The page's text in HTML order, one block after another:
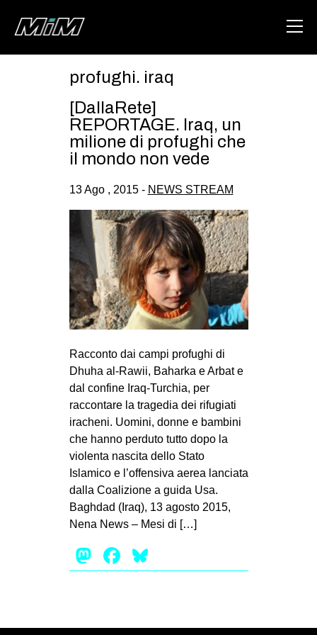
HOME
ABOUT
AREA
CSOA LAMBRETTA
MSM
STUDENTI TSUNAMI
ZAM
MILANO
MOBILITAZIONI
SPAZI
SPORT POPOLARE
MOVIMENTI
AMBIENTE
ANTIFASCISMO
DIRITTO ALL’ABITARE
GENERI
MIGRAZIONI
PRECARIATO
profughi. iraq
[DallaRete]
REPORTAGE. Iraq, un
milione di profughi che
il mondo non vede
13 Ago , 2015 - NEWS STREAM
Racconto dai campi profughi di
Dhuha al-Rawii, Baharka e Arbat e
dal confine Iraq-Turchia, per
raccontare la tragedia dei rifugiati
iracheni. Uomini, donne e bambini
che hanno perduto tutto dopo la
violenta nascita dello Stato
Islamico e l’offensiva aerea lanciata
dalla Coalizione a guida Usa.
Baghdad (Iraq), 13 agosto 2015,
Nena News – Mesi di […]
Mastodon
Facebook